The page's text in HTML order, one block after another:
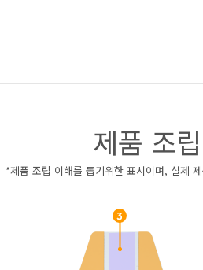
제품 조
*제품 조립 이해를 돕기위한 표시이며, 실제